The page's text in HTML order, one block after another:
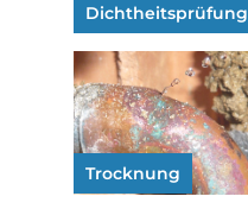
Dichtheitsprüfung
Trocknung